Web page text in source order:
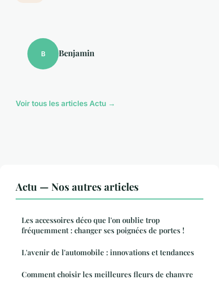
B Benjamin
Voir tous les articles Actu →
Actu — Nos autres articles
Les accessoires déco que l'on oublie trop
fréquemment : changer ses poignées de portes !
L'avenir de l'automobile : innovations et tendances
Comment choisir les meilleures fleurs de chanvre